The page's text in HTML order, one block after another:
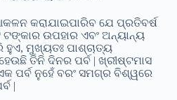
କରାଯାଇପାରିବ ଯେ ପ୍ରତିବର୍ଷ
ଉପହାର ଏବଂ ଅନ୍ୟାନ୍ୟ
ମୁଖ୍ୟତଃ ପାଶ୍ଚାତ୍ୟ
ତିନି ଦିନର ପର୍ବ | ଖ୍ରୀଷ୍ଟମାସ
ପର୍ବ ନୁହେଁ ବରଂ ସମଗ୍ର ବିଶ୍ୱରେ
|